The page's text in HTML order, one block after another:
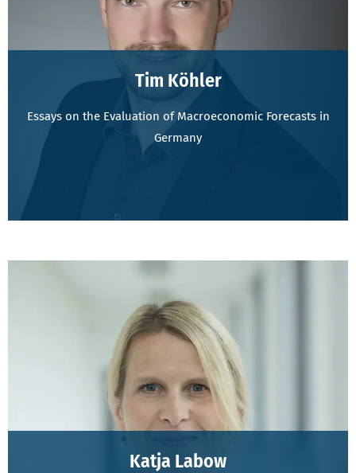
Tim Köhler
Essays on the Evaluation of Macroeconomic Forecasts in
Germany
Katja Labow